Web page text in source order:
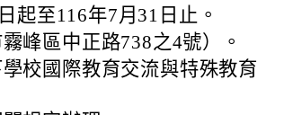
起至116年7月31日止。
峰區中正路738之4號）。
校國際教育交流與特殊教育